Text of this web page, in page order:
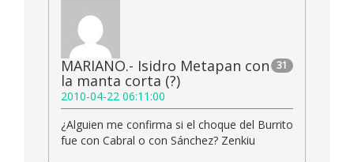
31
MARIANO.- Isidro Metapan con
la manta corta (?)
2010-04-22 06:11:00
¿Alguien me confirma si el choque del Burrito
fue con Cabral o con Sánchez? Zenkiu